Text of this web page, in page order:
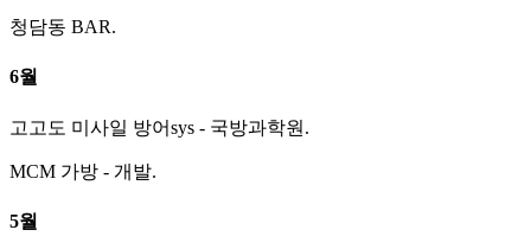
청담동 BAR.
6월
고고도 미사일 방어sys - 국방과학원.
MCM 가방 - 개발.
5월